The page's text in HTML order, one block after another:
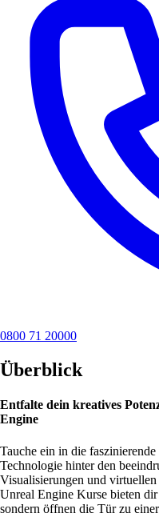
0800 71 20000
Überblick
Entfalte dein kreatives
Engine
Tauche ein in die
Technologie hinter den
Visualisierungen und
Unreal Engine Kurse bieten
sondern öffnen die Tür zu